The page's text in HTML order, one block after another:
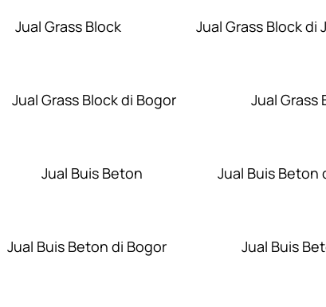
Jual Grass Block Jual Grass Block di
Jual Grass Block di Bogor Jual Grass
Jual Buis Beton Jual Buis Beton
Jual Buis Beton di Bogor Jual Buis